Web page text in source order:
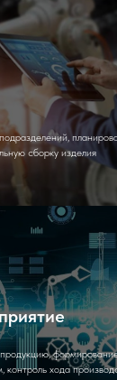
сборку изделия
контроль хода